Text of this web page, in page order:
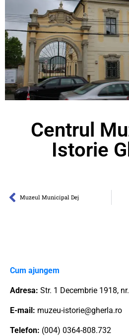
Centrul
Istorie
Muzeul Municipal Dej
Cum ajungem
Adresa: Str. 1 Decembrie 1918,
E-mail: muzeu-istorie@gherla.ro
Telefon: (004) 0364-808.732